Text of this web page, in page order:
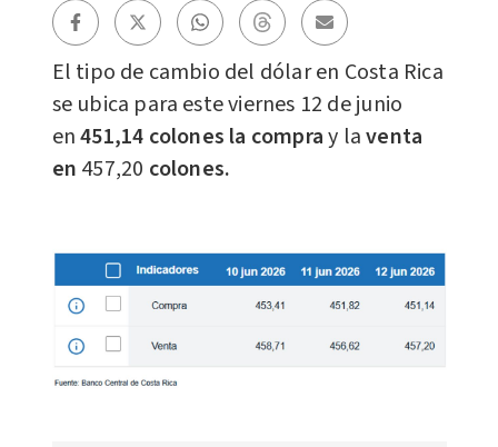
El tipo de cambio del dólar en Costa Rica
se ubica para este viernes 12 de junio
en451,14 colones la compray laventa
en 457,20 colones.